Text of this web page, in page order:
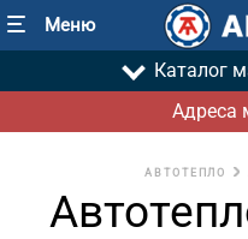
Меню
Каталог
Адреса
АВТОТЕПЛО